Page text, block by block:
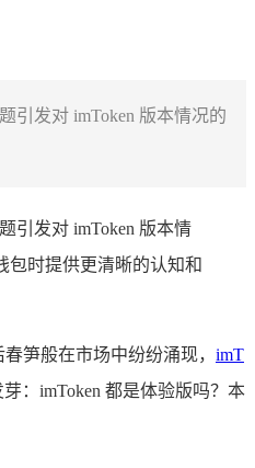
引发对 imToken 版本情况的
引发对 imToken 版本情
包时提供更清晰的认知和
笋般在市场中纷纷涌现， imT
：imToken 都是体验版吗？本